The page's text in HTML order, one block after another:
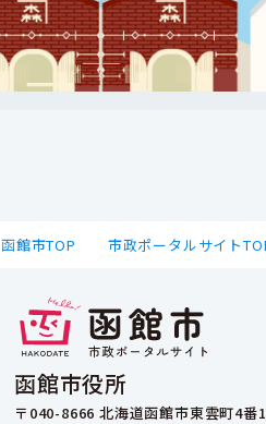
函館市TOP 市政ポータルサイト
函館市役所
〒040-8666 北海道函館市東雲町4番